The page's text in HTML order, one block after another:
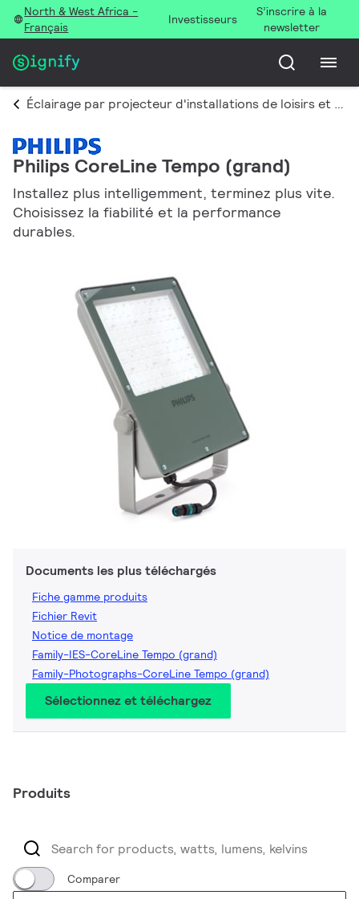
North & West Africa -
Français
Investisseurs
S’inscrire à la
newsletter
Éclairage par projecteur d'installations de loisirs et de grands espaces
Philips CoreLine Tempo (grand)
Installez plus intelligemment, terminez plus vite.
Choisissez la fiabilité et la performance
durables.
Documents les plus téléchargés
Fiche gamme produits
Fichier Revit
Notice de montage
Family-IES-CoreLine Tempo (grand)
Family-Photographs-CoreLine Tempo (grand)
Sélectionnez et téléchargez
Produits
Comparer